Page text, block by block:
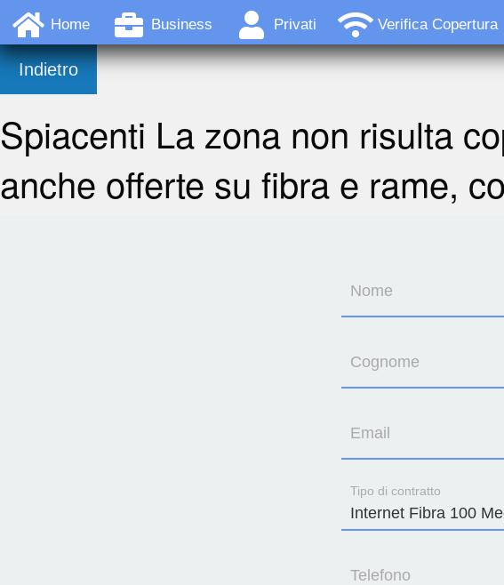
Home Business Privati Verifica Copertura
Indietro
Spiacenti La zona non risulta
anche offerte su fibra e rame,
Nome
Cognome
Email
Tipo di contratto
Telefono